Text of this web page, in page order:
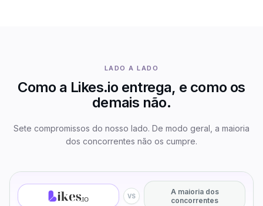
LADO A LADO
Como a Likes.io entrega, e como os
demais não.
Sete compromissos do nosso lado. De modo geral, a maioria
dos concorrentes não os cumpre.
VS
A maioria dos
concorrentes